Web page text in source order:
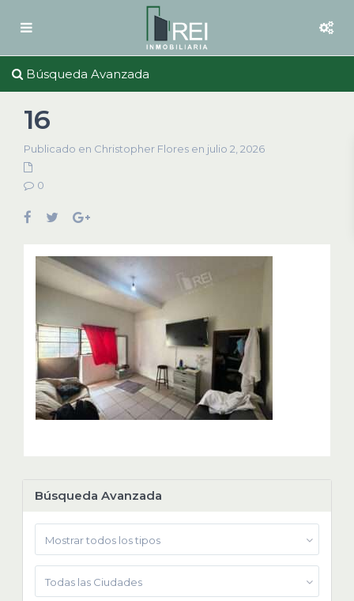
Búsqueda Avanzada
16
Publicado en Christopher Flores en julio 2, 2026
0
Búsqueda Avanzada
Mostrar todos los tipos
Todas las Ciudades